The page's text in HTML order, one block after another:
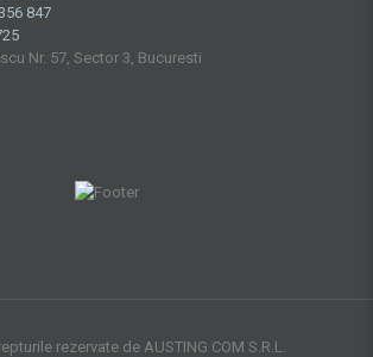
847
Nr. 57, Sector 3, Bucuresti
rezervate de AUSTING COM S.R.L.